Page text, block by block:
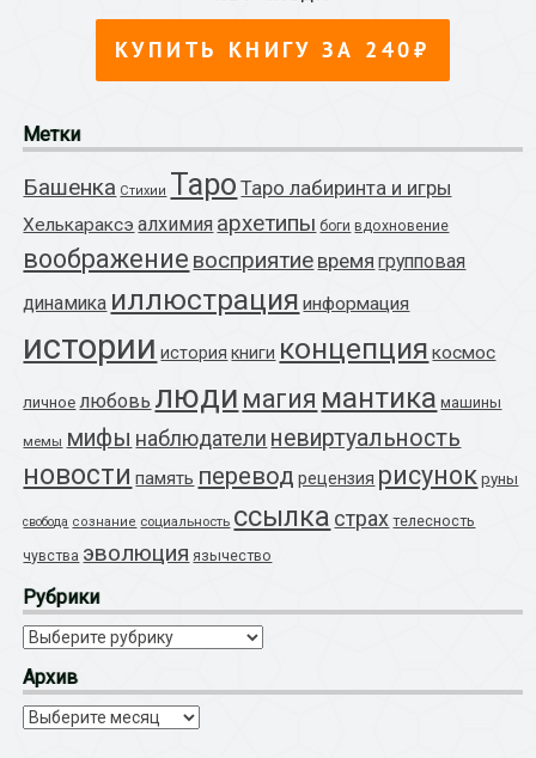
Метки
Башенка Стихии Таро Таро лабиринта и игры
Хелькараксэ алхимия архетипы боги вдохновение
воображение восприятие время групповая
динамика иллюстрация информация
истории история книги концепция космос
личное любовь люди магия мантика машины
мемы мифы наблюдатели невиртуальность
новости память перевод рецензия рисунок руны
свобода сознание социальность ссылка страх телесность
чувства эволюция язычество
Рубрики
Рубрики
Архив
Архив